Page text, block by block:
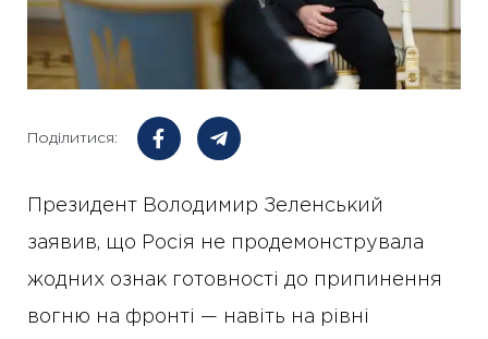
Поділитися:
Президент Володимир Зеленський
заявив, що Росія не продемонструвала
жодних ознак готовності до припинення
вогню на фронті — навіть на рівні